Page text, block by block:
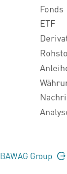
Fonds
ETF
BAWAG Group